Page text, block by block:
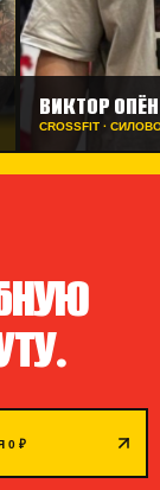
ВИКТОР
CROSSFIT ·
и подстроит
0 ₽